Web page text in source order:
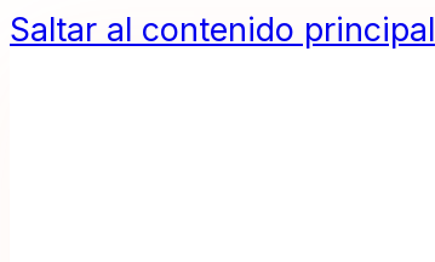
Saltar al contenido principal